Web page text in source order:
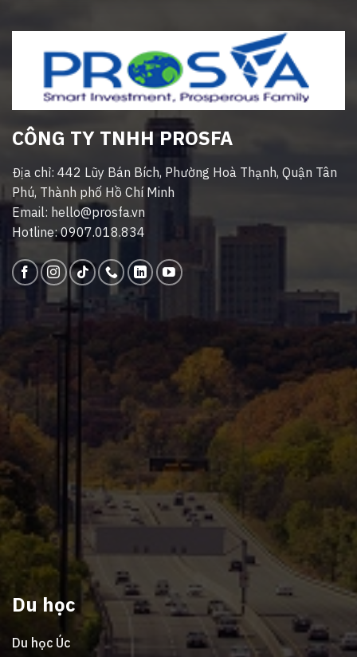
CÔNG TY TNHH PROSFA
Địa chỉ: 442 Lũy Bán Bích, Phường Hoà Thạnh, Quận Tân
Phú, Thành phố Hồ Chí Minh
Email: hello@prosfa.vn
Hotline: 0907.018.834
Du học
Du học Úc